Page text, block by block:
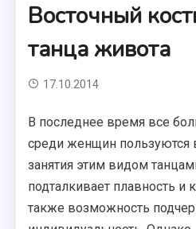
Восточный
танца живота
17.10.2014
В последнее время все
среди женщин пользуются
занятия этим видом
подталкивает плавность и
также возможность